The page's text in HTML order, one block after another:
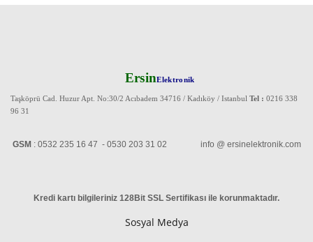
ErsinElektronik
Taşköprü Cad. Huzur Apt. No:30/2 Acıbadem 34716 / Kadıköy / Istanbul Tel : 0216 338
96 31
GSM : 0532 235 16 47 - 0530 203 31 02 info @ ersinelektronik.com
Kredi kartı bilgileriniz 128Bit SSL Sertifikası ile korunmaktadır.
Sosyal Medya